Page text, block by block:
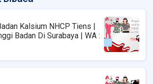
Kalsium NHCP Tiens |
Badan Di Surabaya | WA :